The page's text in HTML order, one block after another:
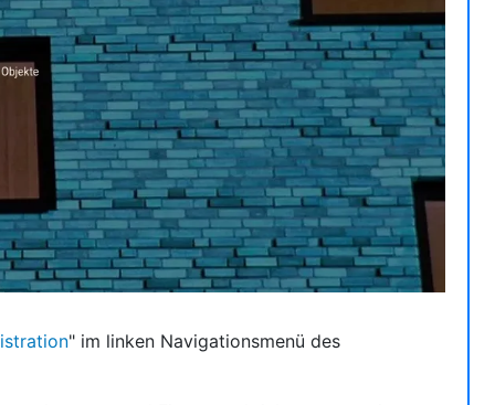
" im linken Navigationsmenü des